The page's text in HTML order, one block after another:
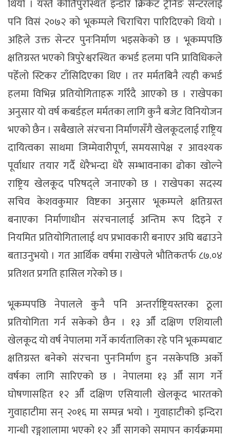
थियो । यस्तै कीर्तिपुरस्थित इन्डोर क्रिकेट ट्रेनिङ सेन्टरलाई
पनि विसं २०७२ को भूकम्पले चिराचिरा पारिदिएको थियो ।
अहिले उक्त सेन्टर पुनःनिर्माण भइसकेको छ । भूकम्पपछि
क्षतिग्रस्त भएको त्रिपुरेश्वरस्थित कभर्ड हलमा पनि प्राविधिकले
पहेँलो स्टिकर टाँसिदिएका थिए । तर मर्मतबिनै त्यही कभर्ड
हलमा विभिन्न प्रतियोगिताहरू गरिँदै आएको छ । राखेपका
अनुसार यो वर्ष कबर्डहल मर्मतका लागि कुनै बजेट विनियोजन
भएको छैन । सबैखाले संरचना निर्माणसँगै खेलकूदलाई राष्ट्रिय
दायित्वका साथमा जिम्मेवारीपूर्ण, समयसापेक्ष र आवश्यक
पूर्वाधार तयार गर्दै धेरैभन्दा धेरै सम्भावनाका ढोका खोल्ने
राष्ट्रिय खेलकूद परिषद्ले जनाएको छ । राखेपका सदस्य
सचिव केशवकुमार विष्टका अनुसार भूकम्पले क्षतिग्रस्त
बनाएका निर्माणाधीन संरचनालाई अन्तिम रूप दिइने र
नियमित प्रतियोगितालाई थप प्रभावकारी बनाएर अघि बढाउने
बताउनुभयो । गत आर्थिक वर्षमा राखेपले भौतिकतर्फ ८७.०४
प्रतिशत प्रगति हासिल गरेको छ ।
भूकम्पपछि नेपालले कुनै पनि अन्तर्राष्ट्रियस्तरका ठूला
प्रतियोगिता गर्न सकेको छैन । १३ औँ दक्षिण एशियाली
खेलकूद यो वर्ष नेपालमा गर्ने कार्यतालिका रहे पनि भूकम्पबाट
क्षतिग्रस्त बनेको संरचना पुनःनिर्माण हुन नसकेपछि अर्को
वर्षका लागि सारिएको छ । नेपालमा १३ औँ साग गर्ने
घोषणासहित १२ औँ दक्षिण एसियाली खेलकूद भारतको
गुवाहाटीमा सन् २०१६ मा सम्पन्न भयो । गुवाहाटीको इन्दिरा
गान्धी रङ्गशालामा भएको १२ औँ सागको समापन कार्यक्रममा